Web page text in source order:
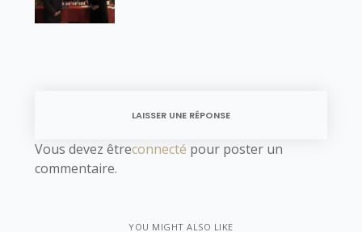
LAISSER UNE RÉPONSE
Vous devez êtreconnecté pour poster un
commentaire.
YOU MIGHT ALSO LIKE